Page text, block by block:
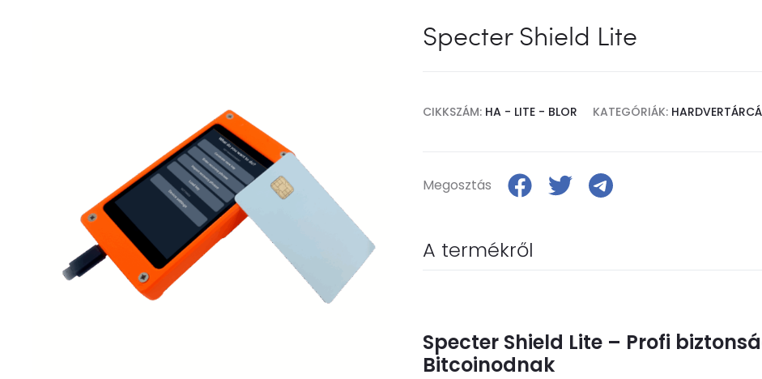
Specter Shield Lite
CIKKSZÁM: HA - LITE - BLOR KATEGÓRIÁK:
Megosztás
A termékről
Specter Shield Lite – Profi
Bitcoinodnak